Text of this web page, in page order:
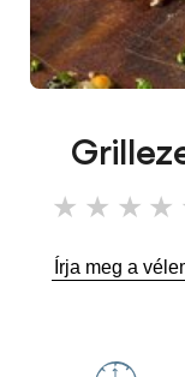
Nem
küldtek
értékelést
elemhez
Írja meg a